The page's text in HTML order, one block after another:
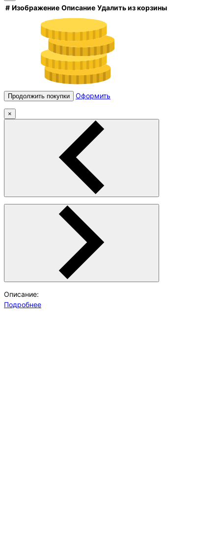
# Изображение Описание Удалить из корзины
Продолжить покупки Оформить
×
Описание:
Подробнее